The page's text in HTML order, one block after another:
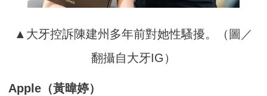
▲大牙控訴陳建州多年前對她性騷擾。（圖／
翻攝自大牙IG）
Apple（黃暐婷）